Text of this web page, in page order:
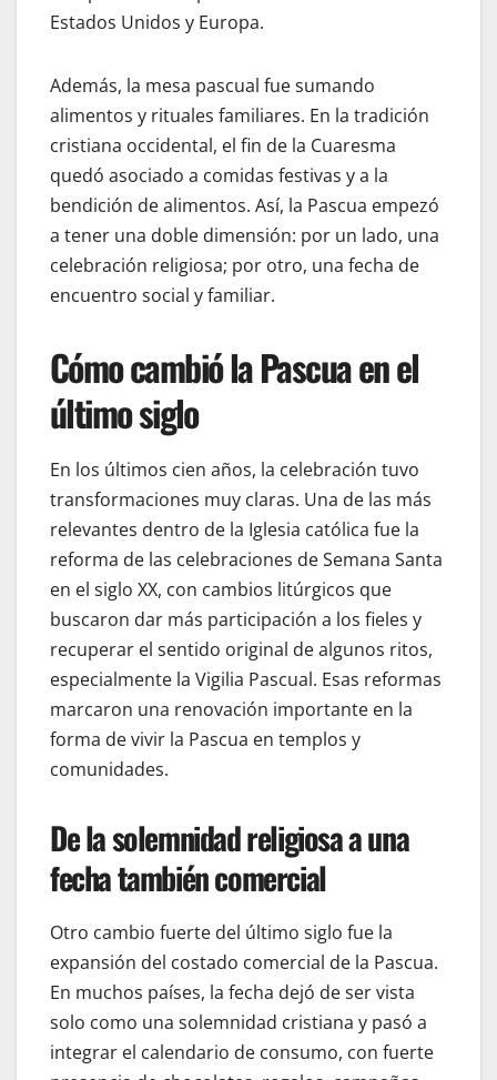
Estados Unidos y Europa.
Además, la mesa pascual fue sumando
alimentos y rituales familiares. En la tradición
cristiana occidental, el fin de la Cuaresma
quedó asociado a comidas festivas y a la
bendición de alimentos. Así, la Pascua empezó
a tener una doble dimensión: por un lado, una
celebración religiosa; por otro, una fecha de
encuentro social y familiar.
Cómo cambió la Pascua en el
último siglo
En los últimos cien años, la celebración tuvo
transformaciones muy claras. Una de las más
relevantes dentro de la Iglesia católica fue la
reforma de las celebraciones de Semana Santa
en el siglo XX, con cambios litúrgicos que
buscaron dar más participación a los fieles y
recuperar el sentido original de algunos ritos,
especialmente la Vigilia Pascual. Esas reformas
marcaron una renovación importante en la
forma de vivir la Pascua en templos y
comunidades.
De la solemnidad religiosa a una
fecha también comercial
Otro cambio fuerte del último siglo fue la
expansión del costado comercial de la Pascua.
En muchos países, la fecha dejó de ser vista
solo como una solemnidad cristiana y pasó a
integrar el calendario de consumo, con fuerte